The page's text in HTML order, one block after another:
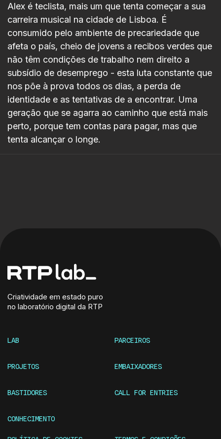
Alex é teclista, mais um que tenta começar a sua
carreira musical na cidade de Lisboa. É
consumido pelo ambiente de precariedade que
afeta o país, cheio de jovens a recibos verdes que
não têm condições de trabalho nem direito a
subsídio de desemprego - esta luta constante que
nos põe à prova todos os dias, a perda de
identidade e as tentativas de a encontrar. Uma
geração que se agarra ao caminho que está mais
perto, porque tem contas para pagar, mas que
tenta alcançar o longe.
Criatividade em estado puro
no laboratório digital da RTP
LAB
PROJETOS
BASTIDORES
CONHECIMENTO
PARCEIROS
EMBAIXADORES
CALL FOR ENTRIES